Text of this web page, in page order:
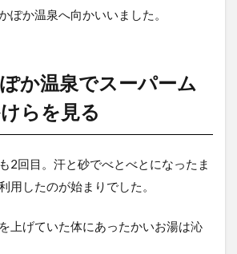
ぽか温泉へ向かいいました。
か温泉でスーパーム
らを見る
2回目。汗と砂でべとべとになったま
用したのが始まりでした。
上げていた体にあったかいお湯は沁